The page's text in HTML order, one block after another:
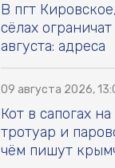
В пгт
сёлах
августа: адреса
09 августа 2026,
Кот в сапогах
тротуар и
чём пишут